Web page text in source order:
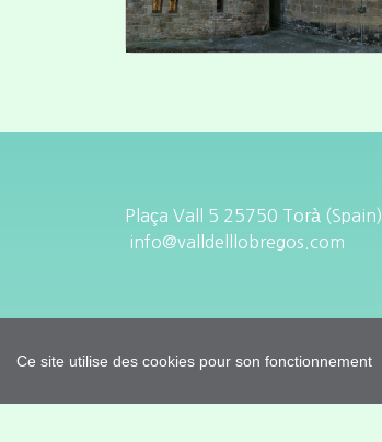
Ce site utilise des cookies pour son fonctionnement
Plaça Vall 5 25750 Torà (Spain)
info@valldelllobregos.com